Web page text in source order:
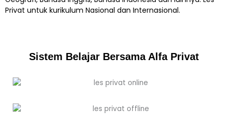
Privat untuk kurikulum Nasional dan Internasional.
Sistem Belajar Bersama Alfa Privat